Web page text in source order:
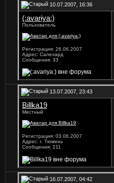
10.07.2007, 16:36
(:avariya:)
Пользователь
Регистрация: 26.06.2007
Адрес: Салехард
Сообщения: 33
13.07.2007, 23:43
Billka19
Местный
Регистрация: 03.06.2007
Адрес: г. Тюмень
Сообщения: 211
16.07.2007, 04:42